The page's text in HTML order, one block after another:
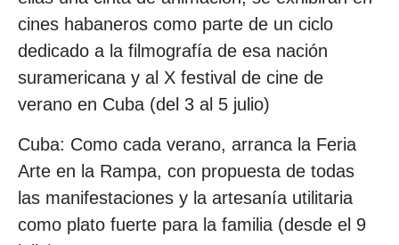
cines habaneros como parte de un ciclo
dedicado a la filmografía de esa nación
suramericana y al X festival de cine de
verano en Cuba (del 3 al 5 julio)
Cuba: Como cada verano, arranca la Feria
Arte en la Rampa, con propuesta de todas
las manifestaciones y la artesanía utilitaria
como plato fuerte para la familia (desde el 9